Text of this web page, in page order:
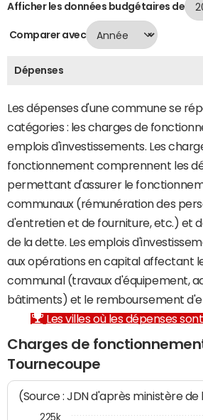
Afficher les données budgétaires de
Comparer avec
Dépenses
Les dépenses d'une commune se
catégories : les charges de
emplois d'investissements. Les
fonctionnement comprennent les
permettant d'assurer le
communaux (rémunération des
d'entretien et de fourniture, etc.) et
de la dette. Les emplois
aux opérations en capital affectant
communal (travaux d'équipement,
bâtiments) et le remboursement
Les villes où les dépenses
Charges de
Tournecoupe
(Source : JDN d'après ministère de
225k